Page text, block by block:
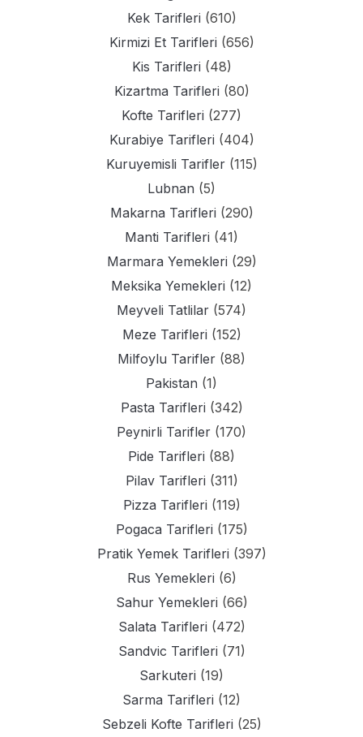
Kek Tarifleri (610)
Kirmizi Et Tarifleri (656)
Kis Tarifleri (48)
Kizartma Tarifleri (80)
Kofte Tarifleri (277)
Kurabiye Tarifleri (404)
Kuruyemisli Tarifler(115)
Lubnan (5)
Makarna Tarifleri (290)
Manti Tarifleri (41)
Marmara Yemekleri (29)
Meksika Yemekleri (12)
Meyveli Tatlilar (574)
Meze Tarifleri (152)
Milfoylu Tarifler (88)
Pakistan (1)
Pasta Tarifleri (342)
Peynirli Tarifler (170)
Pide Tarifleri (88)
Pilav Tarifleri (311)
Pizza Tarifleri (119)
Pogaca Tarifleri (175)
Pratik Yemek Tarifleri (397)
Rus Yemekleri (6)
Sahur Yemekleri (66)
Salata Tarifleri (472)
Sandvic Tarifleri (71)
Sarkuteri (19)
Sarma Tarifleri (12)
Sebzeli Kofte Tarifleri (25)